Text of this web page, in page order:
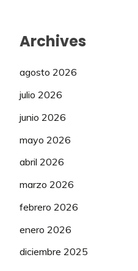
Archives
agosto 2026
julio 2026
junio 2026
mayo 2026
abril 2026
marzo 2026
febrero 2026
enero 2026
diciembre 2025